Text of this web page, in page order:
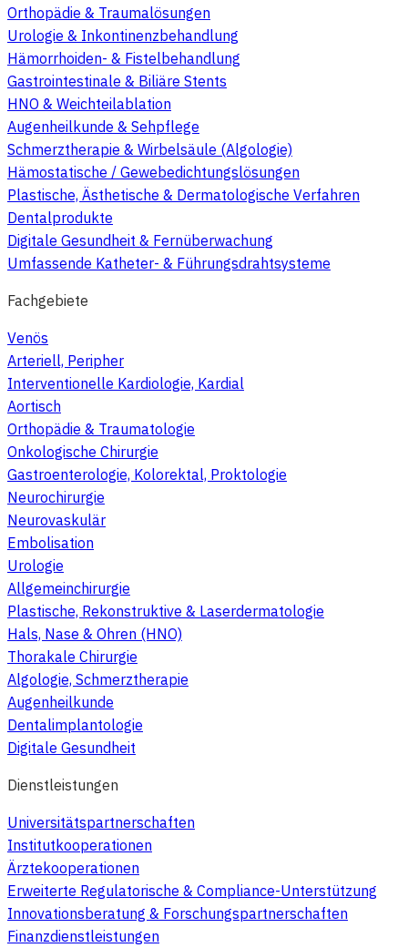
Orthopädie & Traumalösungen
Urologie & Inkontinenzbehandlung
Hämorrhoiden- & Fistelbehandlung
Gastrointestinale & Biliäre Stents
HNO & Weichteilablation
Augenheilkunde & Sehpflege
Schmerztherapie & Wirbelsäule (Algologie)
Hämostatische / Gewebedichtungslösungen
Plastische, Ästhetische & Dermatologische Verfahren
Dentalprodukte
Digitale Gesundheit & Fernüberwachung
Umfassende Katheter- & Führungsdrahtsysteme
Fachgebiete
Venös
Arteriell, Peripher
Interventionelle Kardiologie, Kardial
Aortisch
Orthopädie & Traumatologie
Onkologische Chirurgie
Gastroenterologie, Kolorektal, Proktologie
Neurochirurgie
Neurovaskulär
Embolisation
Urologie
Allgemeinchirurgie
Plastische, Rekonstruktive & Laserdermatologie
Hals, Nase & Ohren (HNO)
Thorakale Chirurgie
Algologie, Schmerztherapie
Augenheilkunde
Dentalimplantologie
Digitale Gesundheit
Dienstleistungen
Universitätspartnerschaften
Institutkooperationen
Ärztekooperationen
Erweiterte Regulatorische & Compliance-Unterstützung
Innovationsberatung & Forschungspartnerschaften
Finanzdienstleistungen